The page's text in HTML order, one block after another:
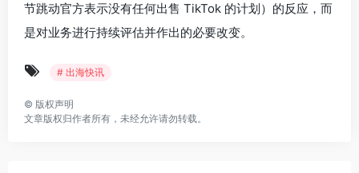
节跳动官方表示没有任何出售 TikTok 的计划）的反应，而
是对业务进行持续评估并作出的必要改变。
# 出海快讯
© 版权声明
文章版权归作者所有，未经允许请勿转载。